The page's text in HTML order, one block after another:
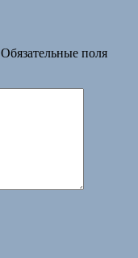
Обязательные поля